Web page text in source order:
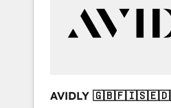
Services - Managed IT
Professional Services - And
Custom integrations and
AVIDLY